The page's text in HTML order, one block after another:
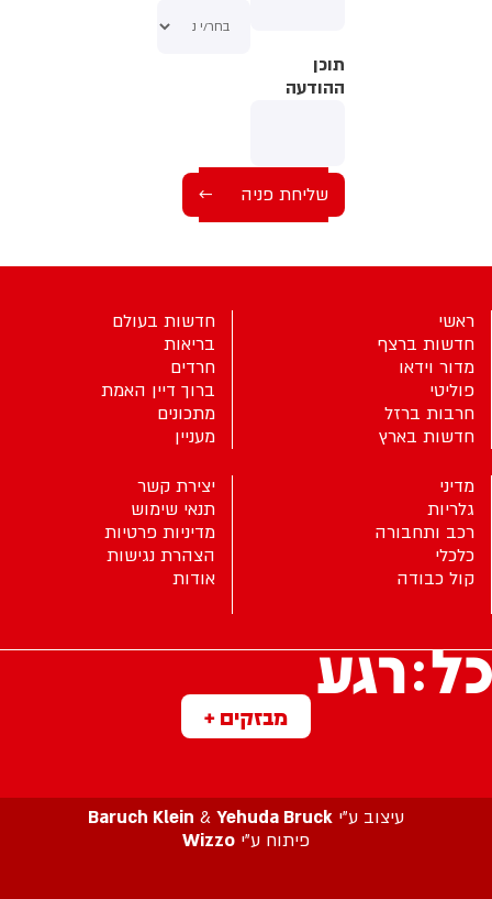
תוכן
ההודעה
מבזקים +
ראשי
חדשות ברצף
מדור וידאו
פוליטי
חרבות ברזל
חדשות בארץ
חדשות בעולם
בריאות
חרדים
ברוך דיין האמת
מתכונים
מעניין
מדיני
גלריות
רכב ותחבורה
כלכלי
קול כבודה
יצירת קשר
תנאי שימוש
מדיניות פרטיות
הצהרת נגישות
אודות
עיצוב ע”י Baruch Klein & Yehuda Bruck
פיתוח ע”י Wizzo